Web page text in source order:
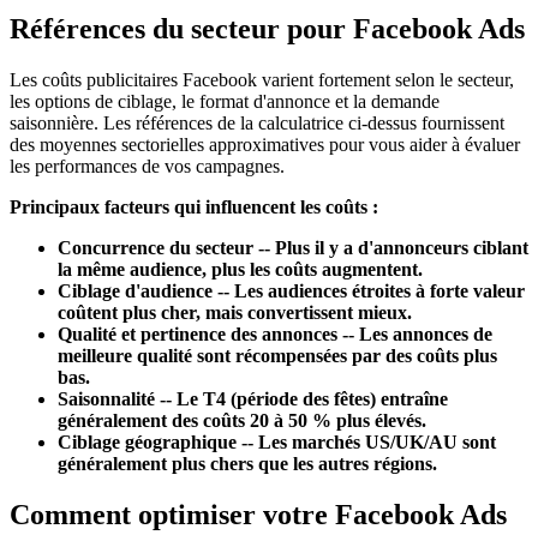
Références du secteur pour Facebook Ads
Les coûts publicitaires Facebook varient fortement selon le secteur,
les options de ciblage, le format d'annonce et la demande
saisonnière. Les références de la calculatrice ci-dessus fournissent
des moyennes sectorielles approximatives pour vous aider à évaluer
les performances de vos campagnes.
Principaux facteurs qui influencent les coûts :
Concurrence du secteur -- Plus il y a d'annonceurs ciblant
la même audience, plus les coûts augmentent.
Ciblage d'audience -- Les audiences étroites à forte valeur
coûtent plus cher, mais convertissent mieux.
Qualité et pertinence des annonces -- Les annonces de
meilleure qualité sont récompensées par des coûts plus
bas.
Saisonnalité -- Le T4 (période des fêtes) entraîne
généralement des coûts 20 à 50 % plus élevés.
Ciblage géographique -- Les marchés US/UK/AU sont
généralement plus chers que les autres régions.
Comment optimiser votre Facebook Ads